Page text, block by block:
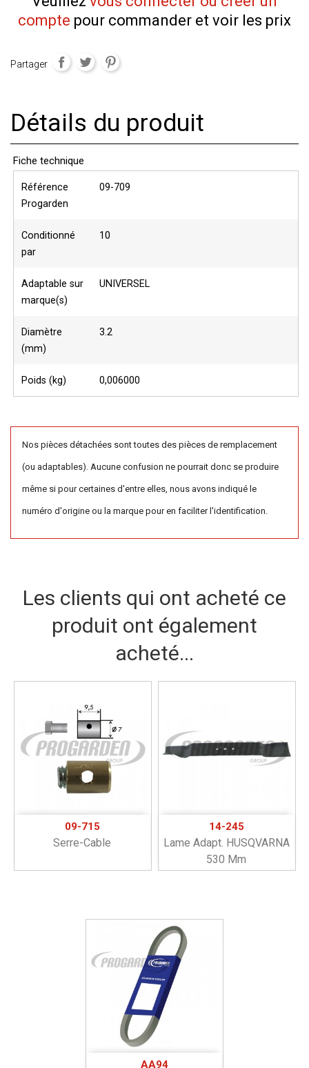
compte pour commander et voir les prix
Partager
Détails du produit
Fiche technique
Référence
Progarden
09-709
Conditionné
par
10
Adaptable sur
marque(s)
UNIVERSEL
Diamètre
(mm)
3.2
Poids (kg) 0,006000
Nos pièces détachées sont toutes des pièces de remplacement
(ou adaptables). Aucune confusion ne pourrait donc se produire
même si pour certaines d'entre elles, nous avons indiqué le
numéro d'origine ou la marque pour en faciliter l'identification.
Les clients qui ont acheté ce
produit ont également
acheté...
09-715
Serre-Cable
14-245
Lame Adapt. HUSQVARNA
530 Mm
AA94